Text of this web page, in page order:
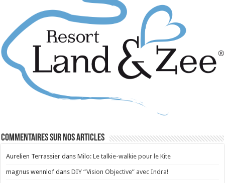
Commentaires sur nos articles
Aurelien Terrassier dansMilo: Le talkie-walkie pour le Kite
magnus wennlof dansDIY “Vision Objective” avec Indra!